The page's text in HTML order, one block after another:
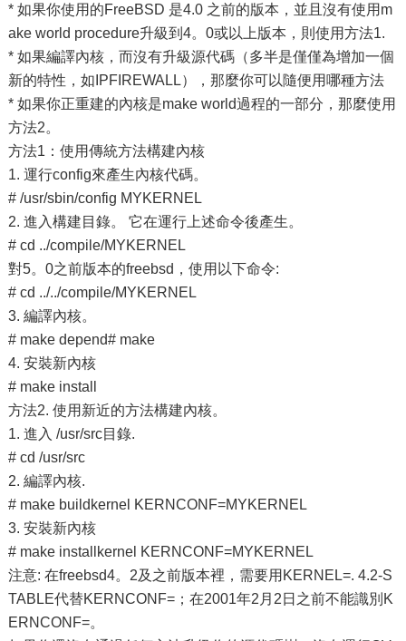
* 如果你使用的FreeBSD 是4.0 之前的版本，並且沒有使用m
ake world procedure升級到4。0或以上版本，則使用方法1.
* 如果編譯內核，而沒有升級源代碼（多半是僅僅為增加一個
新的特性，如IPFIREWALL），那麼你可以隨便用哪種方法
* 如果你正重建的內核是make world過程的一部分，那麼使用
方法2。
方法1：使用傳統方法構建內核
1. 運行config來產生內核代碼。
# /usr/sbin/config MYKERNEL
2. 進入構建目錄。 它在運行上述命令後產生。
# cd ../compile/MYKERNEL
對5。0之前版本的freebsd，使用以下命令:
# cd ../../compile/MYKERNEL
3. 編譯內核。
# make depend# make
4. 安裝新內核
# make install
方法2. 使用新近的方法構建內核。
1. 進入 /usr/src目錄.
# cd /usr/src
2. 編譯內核.
# make buildkernel KERNCONF=MYKERNEL
3. 安裝新內核
# make installkernel KERNCONF=MYKERNEL
注意: 在freebsd4。2及之前版本裡，需要用KERNEL=. 4.2-S
TABLE代替KERNCONF=；在2001年2月2日之前不能識別K
ERNCONF=。